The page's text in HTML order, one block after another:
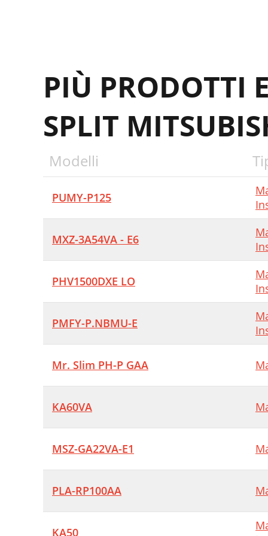
PIÙ PRODOTTI
SPLIT
Modelli
PUMY-P125
MXZ-3A54VA - E6
PHV1500DXE LO
PMFY-P.NBMU-E
Mr. Slim PH-P GAA
KA60VA
MSZ-GA22VA-E1
PLA-RP100AA
KA50